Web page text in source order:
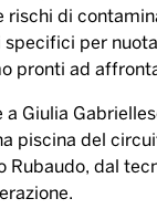
rischi di
per
pronti ad
a Giulia
piscina del
Rubaudo, dal